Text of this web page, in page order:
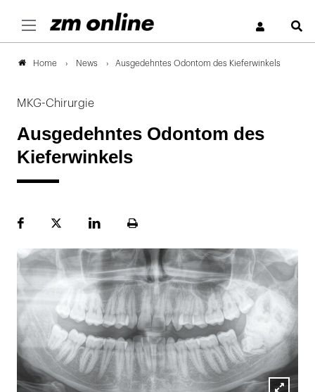
Home News Ausgedehntes Odontom des Kieferwinkels
MKG-Chirurgie
Ausgedehntes Odontom des
Kieferwinkels
FacebookPlattformLinekdInSeite